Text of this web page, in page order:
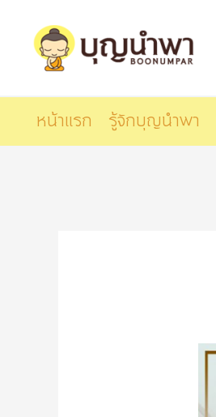
content
หน้าเเรก รู้จักบุญนำพา